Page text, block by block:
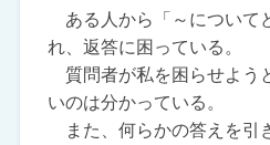
ある人から「～について
れ、返答に困っている。
質問者が私を困らせよう
いのは分かっている。
また、何らかの答えを引